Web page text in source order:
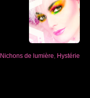
Nichons de lumière Hystérie